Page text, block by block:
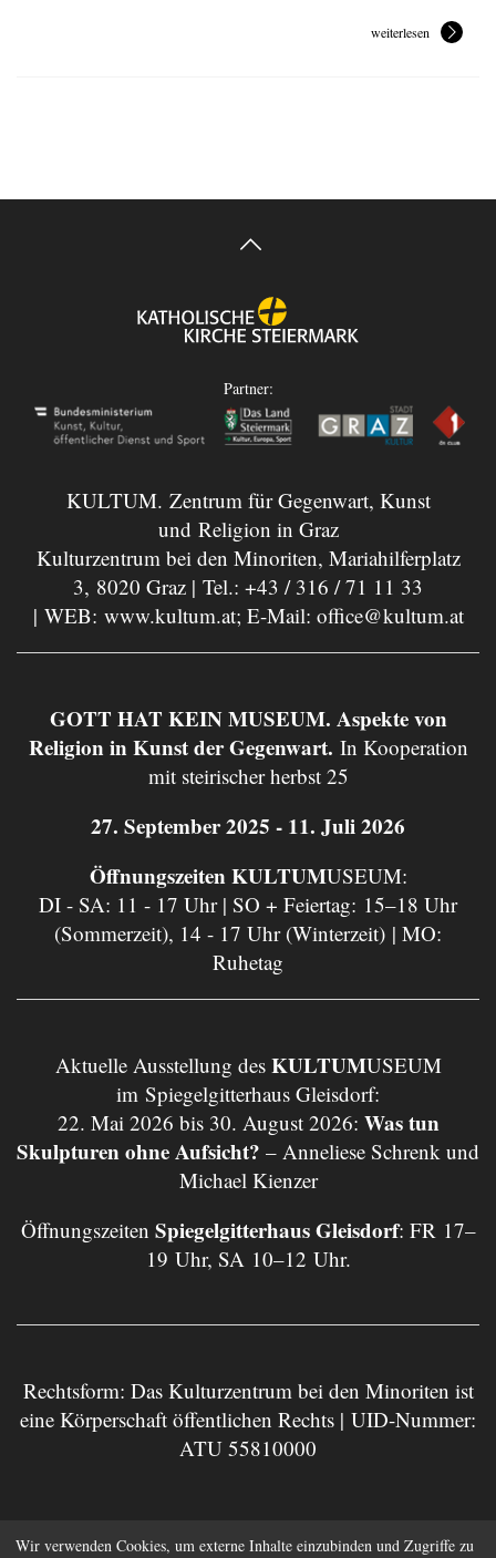
weiterlesen
Partner:
KULTUM. Zentrum für Gegenwart, Kunst
und Religion in Graz
Kulturzentrum bei den Minoriten, Mariahilferplatz
3, 8020 Graz | Tel.: +43 / 316 / 71 11 33
| WEB: www.kultum.at; E-Mail: office@kultum.at
GOTT HAT KEIN MUSEUM. Aspekte von
Religion in Kunst der Gegenwart. In Kooperation
mit steirischer herbst 25
27. September 2025 - 11. Juli 2026
Öffnungszeiten KULTUMUSEUM:
DI - SA: 11 - 17 Uhr | SO + Feiertag: 15–18 Uhr
(Sommerzeit), 14 - 17 Uhr (Winterzeit) | MO:
Ruhetag
Aktuelle Ausstellung des KULTUMUSEUM
im Spiegelgitterhaus Gleisdorf:
22. Mai 2026 bis 30. August 2026: Was tun
Skulpturen ohne Aufsicht? – Anneliese Schrenk und
Michael Kienzer
Öffnungszeiten Spiegelgitterhaus Gleisdorf: FR 17–
19 Uhr, SA 10–12 Uhr.
Rechtsform: Das Kulturzentrum bei den Minoriten ist
eine Körperschaft öffentlichen Rechts | UID-Nummer:
ATU 55810000
Impressum Datenschutz
Wir verwenden Cookies, um externe Inhalte einzubinden und Zugriffe zu